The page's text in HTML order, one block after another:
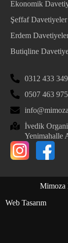
Ekonomik
Şeffaf Davetiyeler
Erdem
Butiqline
0312 433
0507 463
İvedik
Yenimahalle
Mimoza
Web Tasarım